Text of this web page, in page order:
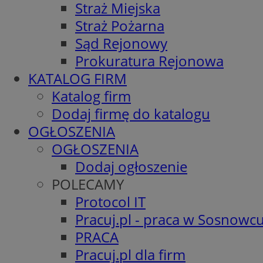
Straż Miejska
Straż Pożarna
Sąd Rejonowy
Prokuratura Rejonowa
KATALOG FIRM
Katalog firm
Dodaj firmę do katalogu
OGŁOSZENIA
OGŁOSZENIA
Dodaj ogłoszenie
POLECAMY
Protocol IT
Pracuj.pl - praca w
PRACA
Pracuj.pl dla firm